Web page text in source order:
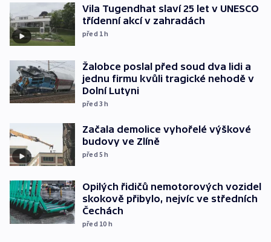
Vila Tugendhat slaví 25 let v UNESCO
třídenní akcí v zahradách
před 1h
Žalobce poslal před soud dva lidi a
jednu firmu kvůli tragické nehodě v
Dolní Lutyni
před 3h
Začala demolice vyhořelé výškové
budovy ve Zlíně
před 5h
Opilých řidičů nemotorových vozidel
skokově přibylo, nejvíc ve středních
Čechách
před 10 h